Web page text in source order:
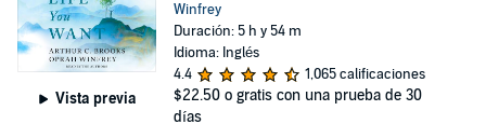
Vista previa
Winfrey
Duración: 5 h y 54 m
Idioma: Inglés
4.4
1,065 calificaciones
$22.50 o gratis con una prueba de 30
días